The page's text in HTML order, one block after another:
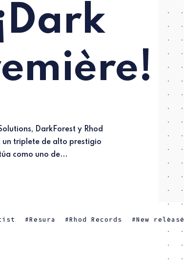
como uno de...
Resura Rhod Records
New release